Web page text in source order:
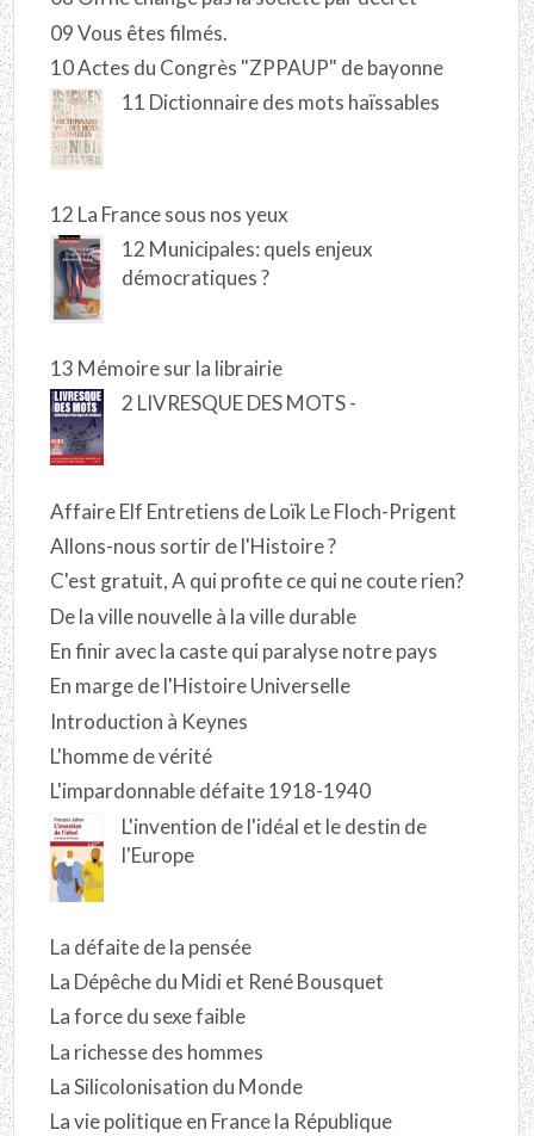
09 Vous êtes filmés.
10 Actes du Congrès "ZPPAUP" de bayonne
11 Dictionnaire des mots haïssables
12 La France sous nos yeux
12 Municipales: quels enjeux
démocratiques ?
13 Mémoire sur la librairie
2 LIVRESQUE DES MOTS -
Affaire Elf Entretiens de Loïk Le Floch-Prigent
Allons-nous sortir de l'Histoire ?
C'est gratuit, A qui profite ce qui ne coute rien?
De la ville nouvelle à la ville durable
En finir avec la caste qui paralyse notre pays
En marge de l'Histoire Universelle
Introduction à Keynes
L'homme de vérité
L'impardonnable défaite 1918-1940
L'invention de l'idéal et le destin de
l'Europe
La défaite de la pensée
La Dépêche du Midi et René Bousquet
La force du sexe faible
La richesse des hommes
La Silicolonisation du Monde
La vie politique en France la République